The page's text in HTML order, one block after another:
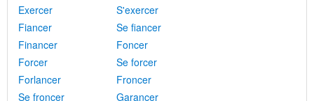
Exercer
S'exercer
Fiancer
Se fiancer
Financer
Foncer
Forcer
Se forcer
Forlancer
Froncer
Se froncer
Garancer